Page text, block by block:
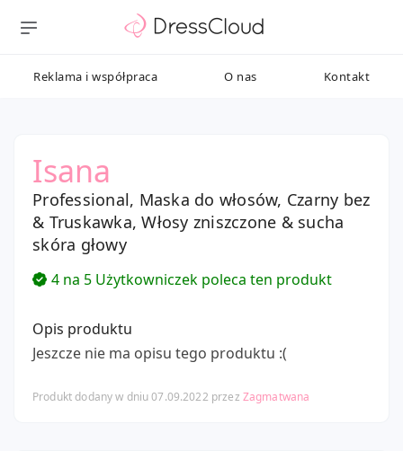
Reklama i współpraca O nas Kontakt
Isana
Professional, Maska do włosów, Czarny bez
& Truskawka, Włosy zniszczone & sucha
skóra głowy
4 na 5 Użytkowniczek poleca ten produkt
Opis produktu
Jeszcze nie ma opisu tego produktu :(
Produkt dodany w dniu 07.09.2022 przez Zagmatwana